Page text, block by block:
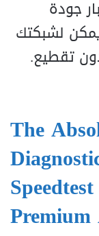
جودة
لشبكتك
The